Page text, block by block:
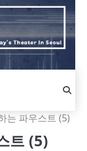
는 파우스트 (5)
트 (5)